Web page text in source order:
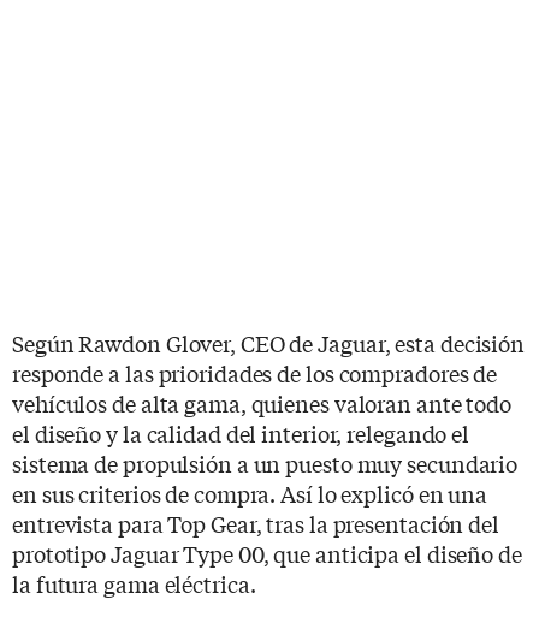
Según Rawdon Glover, CEO de Jaguar, esta decisión
responde a las prioridades de los compradores de
vehículos de alta gama, quienes valoran ante todo
el diseño y la calidad del interior, relegando el
sistema de propulsión a un puesto muy secundario
en sus criterios de compra. Así lo explicó en una
entrevista para Top Gear, tras la presentación del
prototipo Jaguar Type 00, que anticipa el diseño de
la futura gama eléctrica.